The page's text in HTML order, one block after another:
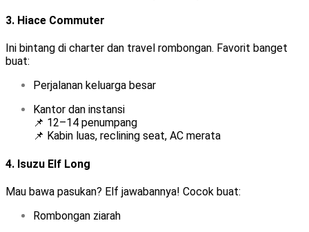
3. Hiace Commuter
Ini bintang di charter dan travel rombongan. Favorit banget
buat:
Perjalanan keluarga besar
Kantor dan instansi
📌 12–14 penumpang
📌 Kabin luas, reclining seat, AC merata
4. Isuzu Elf Long
Mau bawa pasukan? Elf jawabannya! Cocok buat:
Rombongan ziarah